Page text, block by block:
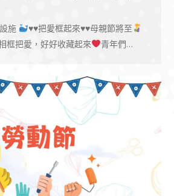
施 ♥️♥️把愛框起來♥️♥️母親節將至
框把愛，好好收藏起來
青年們…